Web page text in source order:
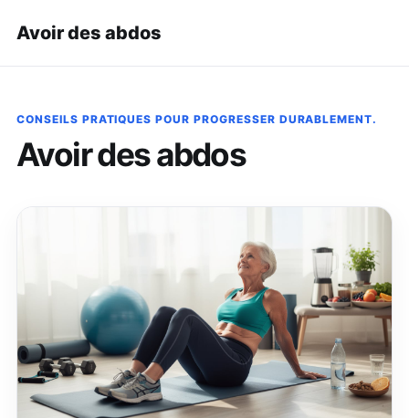
Avoir des abdos
CONSEILS PRATIQUES POUR PROGRESSER DURABLEMENT.
Avoir des abdos